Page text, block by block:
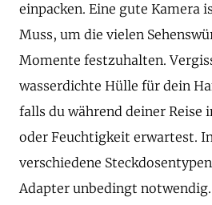
einpacken. Eine gute Kamera
Muss, um die vielen
Momente festzuhalten.
wasserdichte Hülle für dein
falls du während deiner Reise
oder Feuchtigkeit erwartest.
verschiedene
Adapter unbedingt